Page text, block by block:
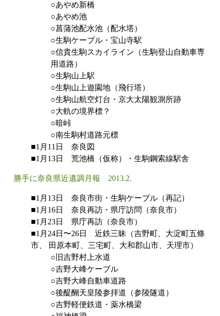
○あやめ新橋
○あやめ池
○菖蒲池配水池（配水塔）
○生駒ケーブル・宝山寺駅
○信貴生駒スカイライン（生駒登山自動車専
用道路）
○生駒山上駅
○生駒山上遊園地（飛行塔）
○生駒山航空灯台・京大太陽観測所跡
○大軌の境界標？
○暗峠
○南生駒村道路元標
■1月11日 奈良図
■1月13日 荒池橋（仮称）・生駒鋼索線駅舎
勝手に奈良県近遺調月報 2013.2.
■1月13日 奈良市街・生駒ケーブル（再記）
■1月16日 奈良再訪・県庁訪問（奈良市）
■1月23日 県庁再訪（奈良市）
■1月24日〜26日 近鉄三昧（吉野町、大淀町五條
市、 田原本町、三宅町、大和郡山市、天理市）
○旧吉野村上水道
○吉野大峰ケーブル
○吉野大峰自動車道路
○後醍醐天皇陵参拝道（参陵隧道）
○吉野軽便鉄道・薬水橋梁